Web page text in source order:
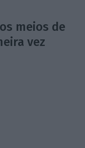
meios de
vez